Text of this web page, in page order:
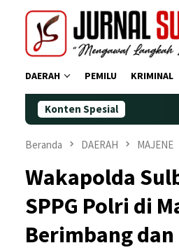
DAERAH PEMILU KRIMINAL
Konten Spesial
Beranda DAERAH MAJENE
Wakapolda
SPPG Polri di
Berimbang